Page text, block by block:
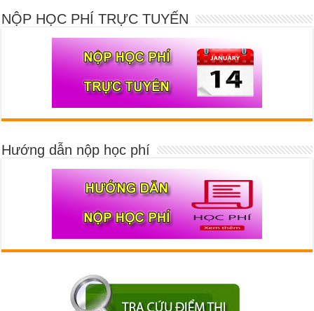
NỘP HỌC PHÍ TRỰC TUYẾN
Hướng dẫn nộp học phí